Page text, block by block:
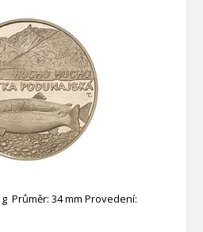
Průměr: 34 mm Provedení: